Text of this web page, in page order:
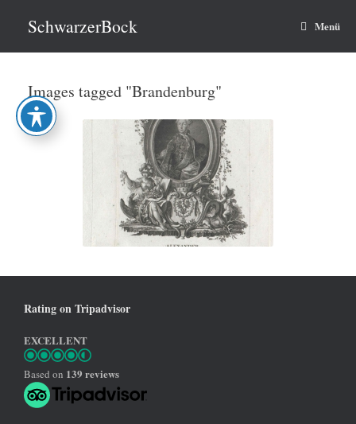
springenSchwarzerBock Menü
Images tagged "Brandenburg"
Rating on Tripadvisor
EXCELLENT
Based on 139 reviews